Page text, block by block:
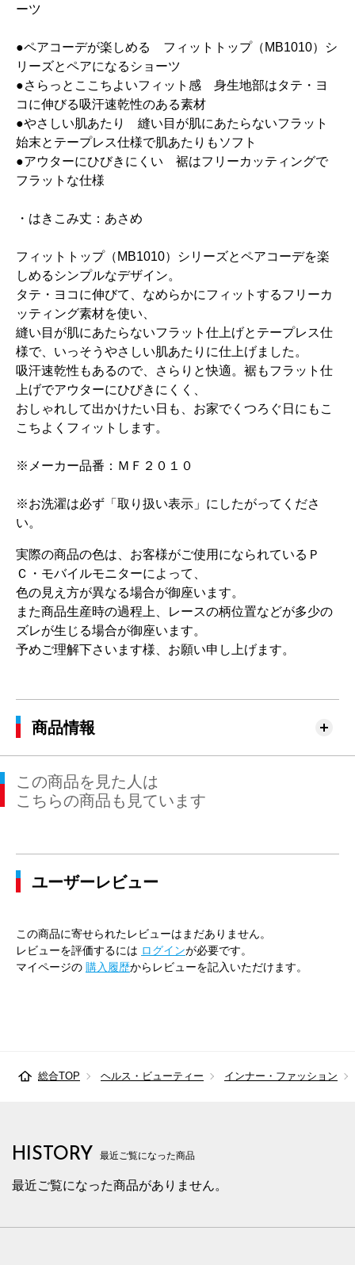
ーツ
●ペアコーデが楽しめる フィットトップ（MB1010）シ
リーズとペアになるショーツ
●さらっとここちよいフィット感 身生地部はタテ・ヨ
コに伸びる吸汗速乾性のある素材
●やさしい肌あたり 縫い目が肌にあたらないフラット
始末とテープレス仕様で肌あたりもソフト
●アウターにひびきにくい 裾はフリーカッティングで
フラットな仕様
・はきこみ丈：あさめ
フィットトップ（MB1010）シリーズとペアコーデを楽
しめるシンプルなデザイン。
タテ・ヨコに伸びて、なめらかにフィットするフリーカ
ッティング素材を使い、
縫い目が肌にあたらないフラット仕上げとテープレス仕
様で、いっそうやさしい肌あたりに仕上げました。
吸汗速乾性もあるので、さらりと快適。裾もフラット仕
上げでアウターにひびきにくく、
おしゃれして出かけたい日も、お家でくつろぐ日にもこ
こちよくフィットします。
※メーカー品番：ＭＦ２０１０
※お洗濯は必ず「取り扱い表示」にしたがってくださ
い。
実際の商品の色は、お客様がご使用になられているＰ
Ｃ・モバイルモニターによって、
色の見え方が異なる場合が御座います。
また商品生産時の過程上、レースの柄位置などが多少の
ズレが生じる場合が御座います。
予めご理解下さいます様、お願い申し上げます。
商品情報
この商品を見た人は
こちらの商品も見ています
ユーザーレビュー
この商品に寄せられたレビューはまだありません。
レビューを評価するには ログインが必要です。
マイページの 購入履歴からレビューを記入いただけます。
総合TOP ヘルス・ビューティー インナー・ファッション
HISTORY 最近ご覧になった商品
最近ご覧になった商品がありません。